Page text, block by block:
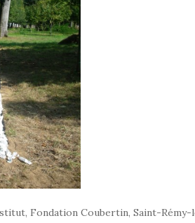
Fondation Coubertin, Saint-Rémy-